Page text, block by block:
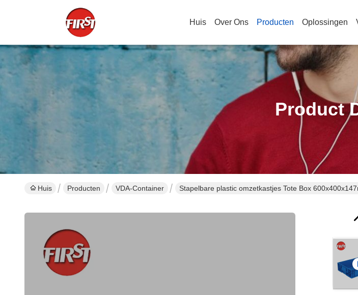
Huis Over Ons Producten Oplossingen
Product
Huis Producten VDA-Container Stapelbare plastic omzetkastjes Tote Box